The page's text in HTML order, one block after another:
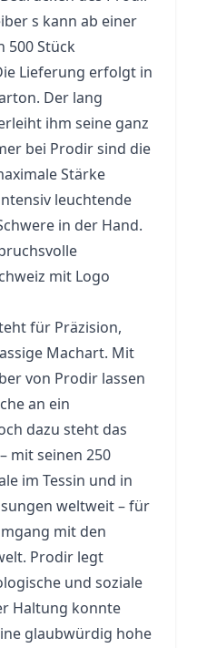
s kann ab einer
500 Stück
Lieferung erfolgt in
Der lang
ihm seine ganz
bei Prodir sind die
Stärke
leuchtende
in der Hand.
mit Logo
für Präzision,
Machart. Mit
von Prodir lassen
an ein
dazu steht das
mit seinen 250
im Tessin und in
weltweit – für
mit den
Prodir legt
und soziale
Haltung konnte
glaubwürdig hohe